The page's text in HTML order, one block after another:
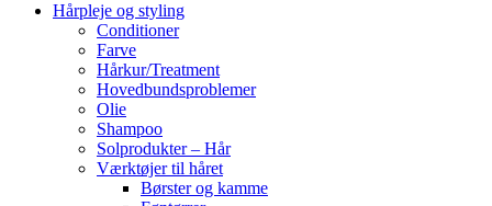
Hårpleje og styling
Conditioner
Farve
Hårkur/Treatment
Hovedbundsproblemer
Olie
Shampoo
Solprodukter – Hår
Værktøjer til håret
Børster og kamme